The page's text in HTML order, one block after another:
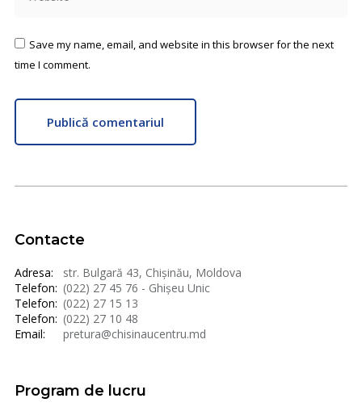
Save my name, email, and website in this browser for the next
time I comment.
Publică comentariul
Contacte
Adresa:
str. Bulgară 43, Chișinău, Moldova
Telefon: (022) 27 45 76 - Ghișeu Unic
Telefon: (022) 27 15 13
Telefon: (022) 27 10 48
Email:
pretura@chisinaucentru.md
Program de lucru